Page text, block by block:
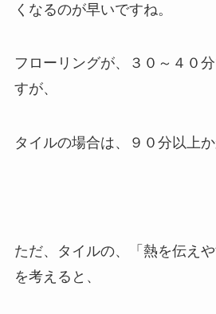
くなるのが早いですね。
フローリングが、３０～４０
すが、
タイルの場合は、９０分以上か
ただ、タイルの、「熱を伝え
を考えると、